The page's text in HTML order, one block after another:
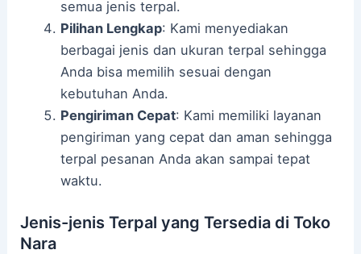
semua jenis terpal.
Pilihan Lengkap: Kami menyediakan
berbagai jenis dan ukuran terpal sehingga
Anda bisa memilih sesuai dengan
kebutuhan Anda.
Pengiriman Cepat: Kami memiliki layanan
pengiriman yang cepat dan aman sehingga
terpal pesanan Anda akan sampai tepat
waktu.
Jenis-jenis Terpal yang Tersedia di Toko
Nara